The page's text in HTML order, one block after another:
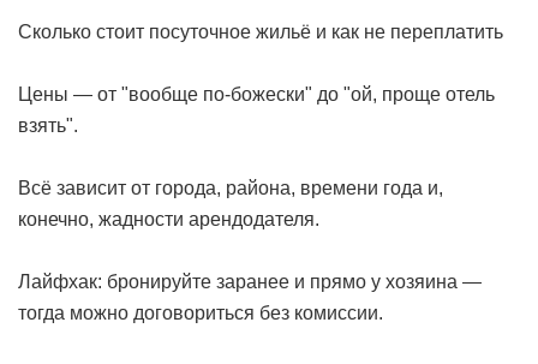
Сколько стоит посуточное жильё и как не переплатить
Цены — от "вообще по-божески" до "ой, проще отель
взять".
Всё зависит от города, района, времени года и,
конечно, жадности арендодателя.
Лайфхак: бронируйте заранее и прямо у хозяина —
тогда можно договориться без комиссии.